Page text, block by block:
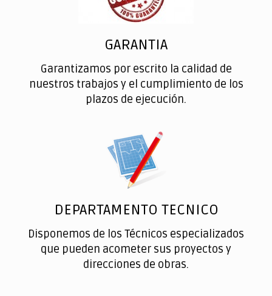
GARANTIA
Garantizamos por escrito la calidad de
nuestros trabajos y el cumplimiento de los
plazos de ejecución.
DEPARTAMENTO TECNICO
Disponemos de los Técnicos especializados
que pueden acometer sus proyectos y
direcciones de obras.